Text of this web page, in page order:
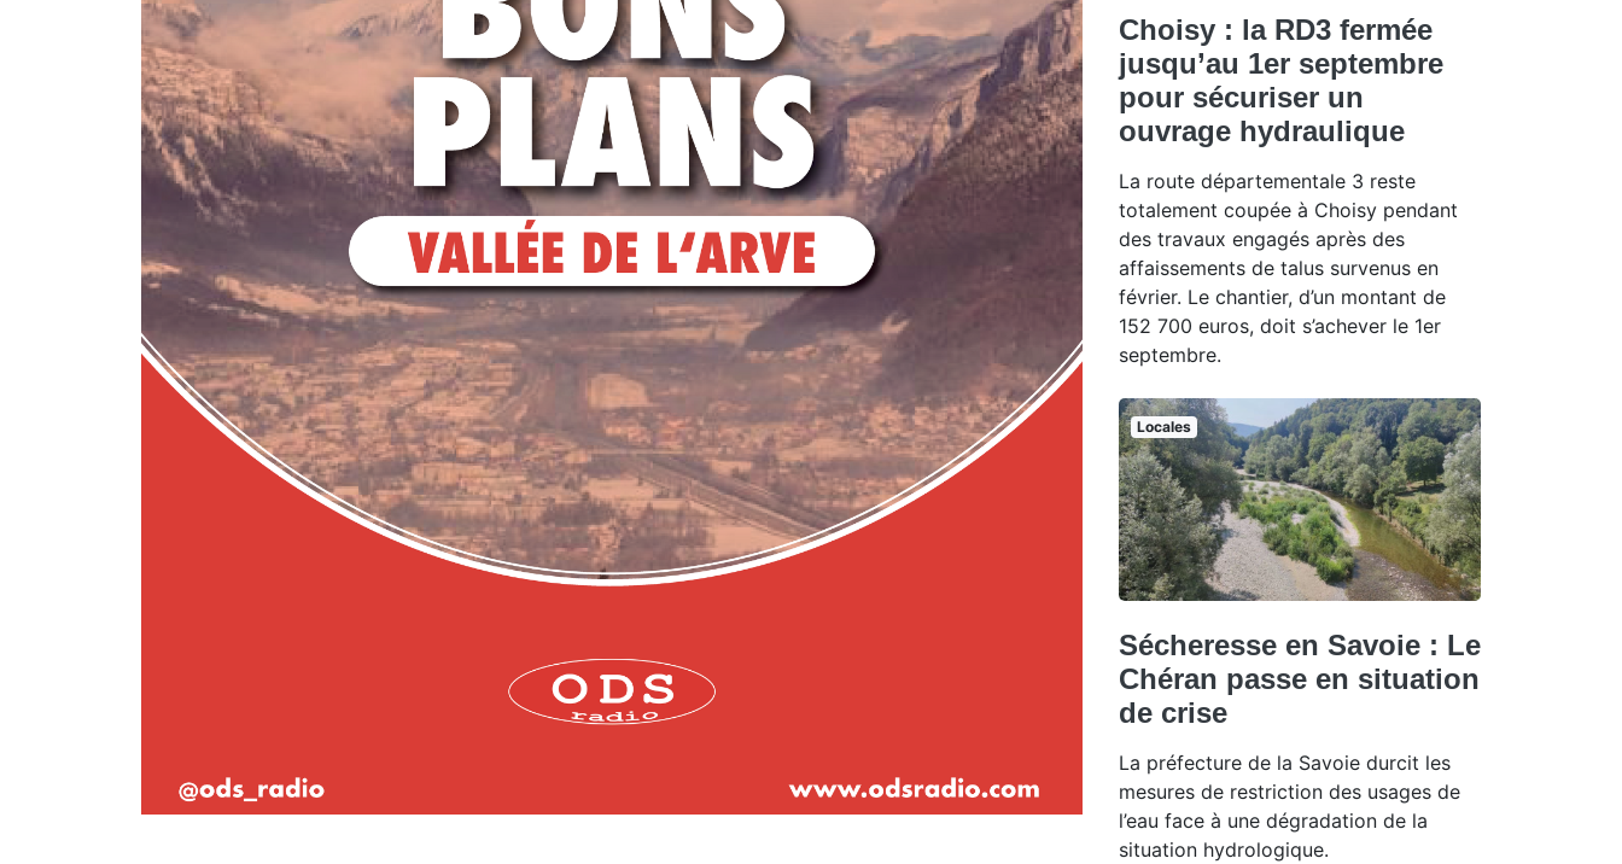
Choisy : la RD3 fermée
jusqu’au 1er septembre
pour sécuriser un
ouvrage hydraulique
La route départementale 3 reste
totalement coupée à Choisy pendant
des travaux engagés après des
affaissements de talus survenus en
février. Le chantier, d’un montant de
152 700 euros, doit s’achever le 1er
septembre.
Locales
Sécheresse en Savoie : Le
Chéran passe en situation
de crise
La préfecture de la Savoie durcit les
mesures de restriction des usages de
l’eau face à une dégradation de la
situation hydrologique.